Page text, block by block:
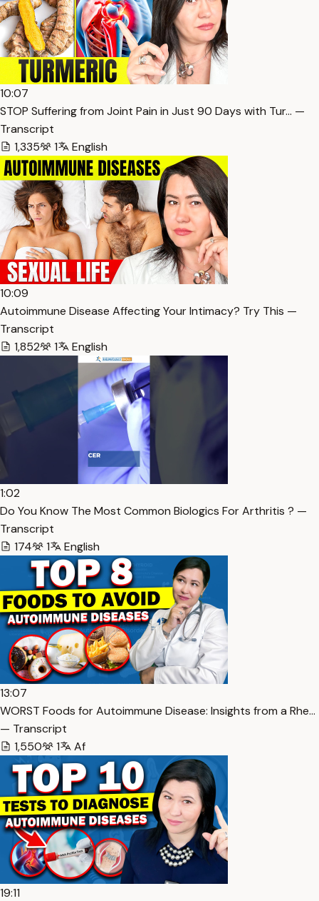
10:07
STOP Suffering from Joint Pain in Just 90 Days with Tur… —
Transcript
1,335
1 English
10:09
Autoimmune Disease Affecting Your Intimacy? Try This —
Transcript
1,852
1 English
1:02
Do You Know The Most Common Biologics For Arthritis ? —
Transcript
174
1 English
13:07
WORST Foods for Autoimmune Disease: Insights from a Rhe…
— Transcript
1,550
1 Af
19:11